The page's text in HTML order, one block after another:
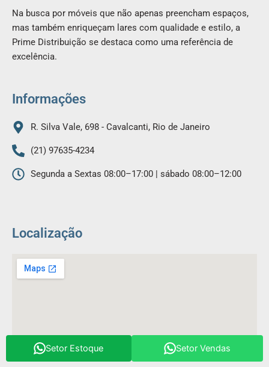
c
e
b
o
o
t
a
g
m
Na busca por móveis que não apenas preencham espaços,
mas também enriqueçam lares com qualidade e estilo, a
Prime Distribuição se destaca como uma referência de
excelência.
Informações
R. Silva Vale, 698 - Cavalcanti, Rio de Janeiro
(21) 97635-4234
Segunda a Sextas 08:00–17:00 | sábado 08:00–12:00
Localização
Setor Estoque Setor Vendas